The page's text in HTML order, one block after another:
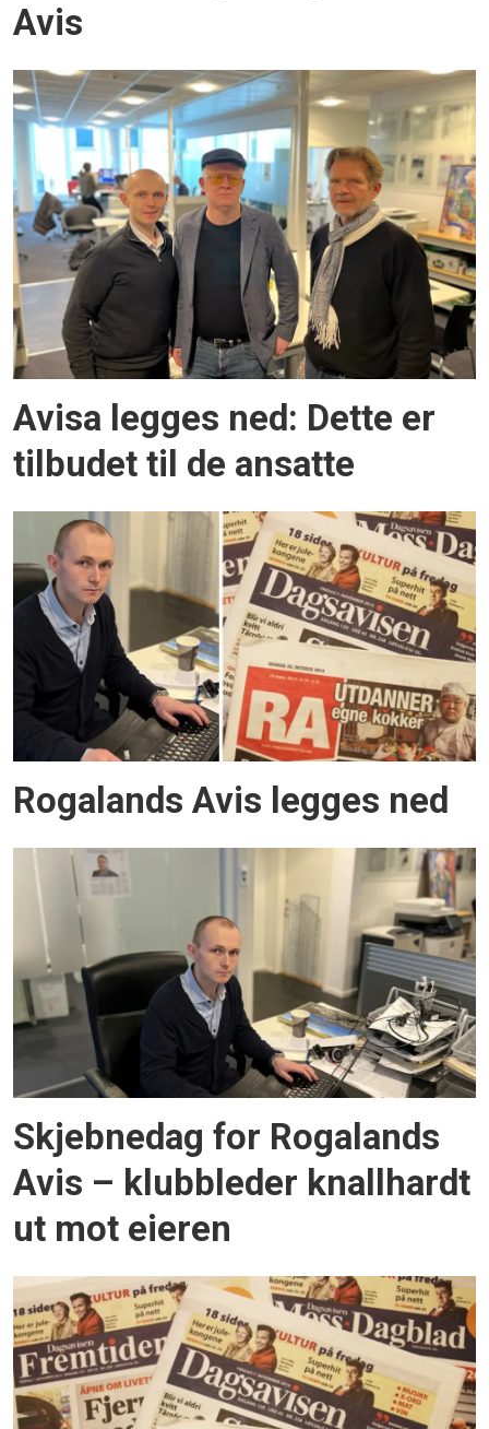
Avis
Avisa legges ned: Dette er
tilbudet til de ansatte
Rogalands Avis legges ned
Skjebnedag for Rogalands
Avis – klubbleder knallhardt
ut mot eieren